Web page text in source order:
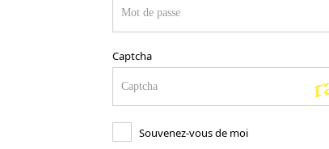
Captcha
Souvenez-vous de moi